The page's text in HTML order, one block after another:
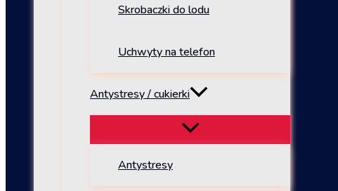
Skrobaczki do lodu
Uchwyty na telefon
Antystresy / cukierki
Antystresy